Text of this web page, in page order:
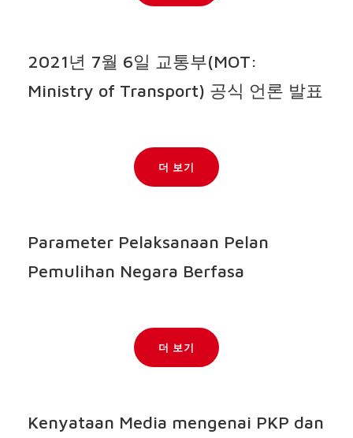
2021년 7월 6일 교통부(MOT:
Ministry of Transport) 공식 언론 발표
더 보기
Parameter Pelaksanaan Pelan
Pemulihan Negara Berfasa
더 보기
Kenyataan Media mengenai PKP dan